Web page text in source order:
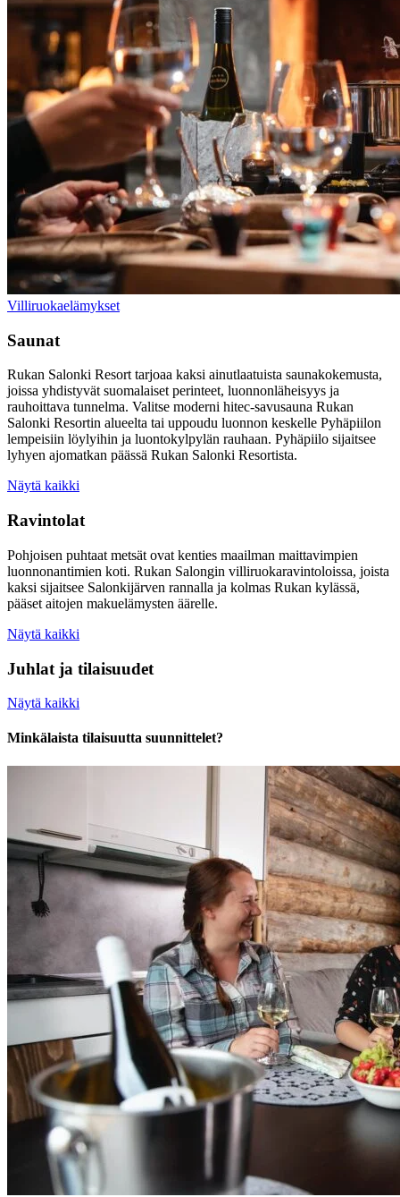
Villiruokaelämykset
Saunat
Rukan Salonki Resort tarjoaa kaksi ainutlaatuista saunakokemusta,
joissa yhdistyvät suomalaiset perinteet, luonnonläheisyys ja
rauhoittava tunnelma. Valitse moderni hitec-savusauna Rukan
Salonki Resortin alueelta tai uppoudu luonnon keskelle Pyhäpiilon
lempeisiin löylyihin ja luontokylpylän rauhaan. Pyhäpiilo sijaitsee
lyhyen ajomatkan päässä Rukan Salonki Resortista.
Näytä kaikki
Ravintolat
Pohjoisen puhtaat metsät ovat kenties maailman maittavimpien
luonnonantimien koti. Rukan Salongin villiruokaravintoloissa, joista
kaksi sijaitsee Salonkijärven rannalla ja kolmas Rukan kylässä,
pääset aitojen makuelämysten äärelle.
Näytä kaikki
Juhlat ja tilaisuudet
Näytä kaikki
Minkälaista tilaisuutta suunnittelet?